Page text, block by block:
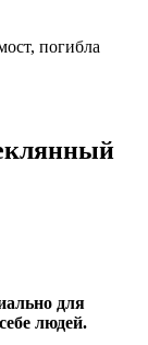
погибла
для
людей.